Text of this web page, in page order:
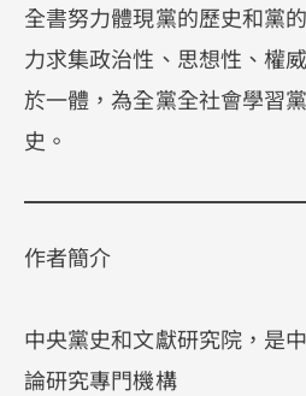
全書努力體現黨的歷史和黨
力求集政治性、思想性、權
於一體，為全黨全社會學習
史。
作者簡介
中央黨史和文獻研究院，是
論研究專門機構